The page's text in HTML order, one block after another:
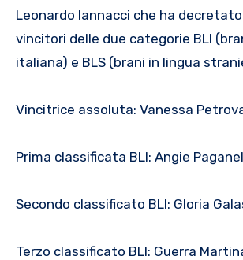
Leonardo Iannacci che ha
vincitori delle due categorie BLI
italiana) e BLS (brani in lingua
Vincitrice assoluta: Vanessa
Prima classificata BLI: Angie
Secondo classificato BLI: Gloria
Terzo classificato BLI: Guerra